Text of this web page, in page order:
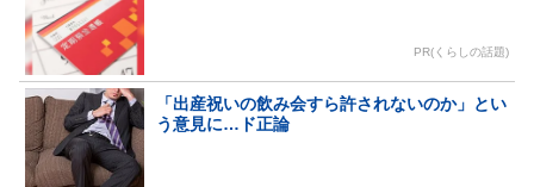
PR(くらしの話題)
「出産祝いの飲み会すら許されないのか」とい
う意見に…ド正論